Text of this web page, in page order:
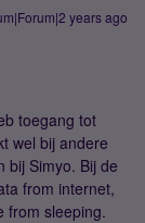
years ago
toegang tot
wel bij andere
bij Simyo. Bij de
from internet,
from sleeping.